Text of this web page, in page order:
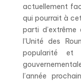
actuellement
qui pourrait à
parti
l’Unité des
popularité et
l’année